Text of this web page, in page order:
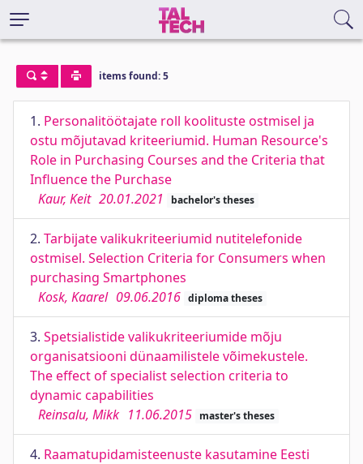
items found: 5
1. Personalitöötajate roll koolituste ostmisel ja
ostu mõjutavad kriteeriumid. Human Resource's
Role in Purchasing Courses and the Criteria that
Influence the Purchase
Kaur, Keit 20.01.2021 bachelor's theses
2. Tarbijate valikukriteeriumid nutitelefonide
ostmisel. Selection Criteria for Consumers when
purchasing Smartphones
Kosk, Kaarel 09.06.2016 diploma theses
3. Spetsialistide valikukriteeriumide mõju
organisatsiooni dünaamilistele võimekustele.
The effect of specialist selection criteria to
dynamic capabilities
Reinsalu, Mikk 11.06.2015 master's theses
4. Raamatupidamisteenuste kasutamine Eesti